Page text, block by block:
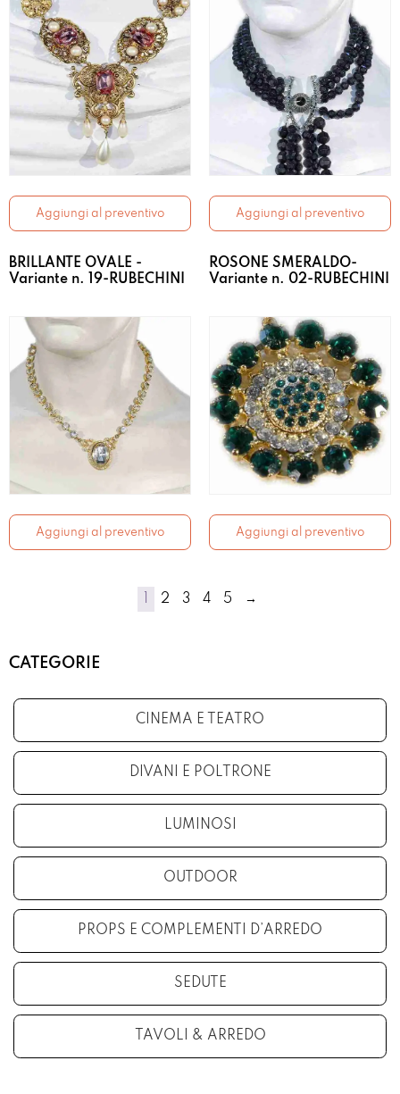
Aggiungi al preventivo Aggiungi al preventivo
BRILLANTE OVALE -
Variante n. 19-RUBECHINI
Aggiungi al preventivo
ROSONE SMERALDO-
Variante n. 02-RUBECHINI
Aggiungi al preventivo
1 2 3 4 5 →
CATEGORIE
CINEMA E TEATRO
DIVANI E POLTRONE
LUMINOSI
OUTDOOR
PROPS E COMPLEMENTI D’ARREDO
SEDUTE
TAVOLI & ARREDO